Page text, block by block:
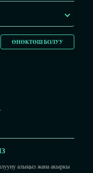
ӨНӨКТӨШ БОЛУУ
алыңыз жана акыркы